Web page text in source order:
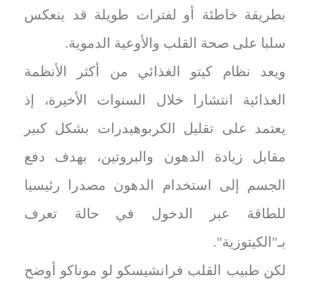
بطريقة خاطئة أو لفترات طويلة قد ينعكس
سلبا على صحة القلب والأوعية الدموية.
ويعد نظام كيتو الغذائي من أكثر الأنظمة
الغذائية انتشارا خلال السنوات الأخيرة، إذ
يعتمد على تقليل الكربوهيدرات بشكل كبير
مقابل زيادة الدهون والبروتين، بهدف دفع
الجسم إلى استخدام الدهون مصدرا رئيسيا
للطاقة عبر الدخول في حالة تعرف
بـ"الكيتوزية".
لكن طبيب القلب فرانشيسكو لو موناكو أوضح